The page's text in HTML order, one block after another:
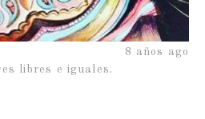
8 años ago
libres e iguales.